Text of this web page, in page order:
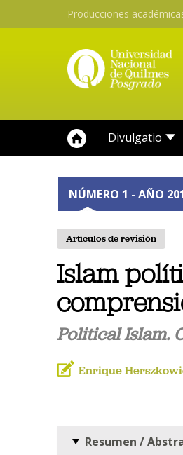
Producciones
Divulgatio
NÚMERO 1 - AÑO
Artículos de revisión
Islam
Political Islam.
Enrique
Resumen /